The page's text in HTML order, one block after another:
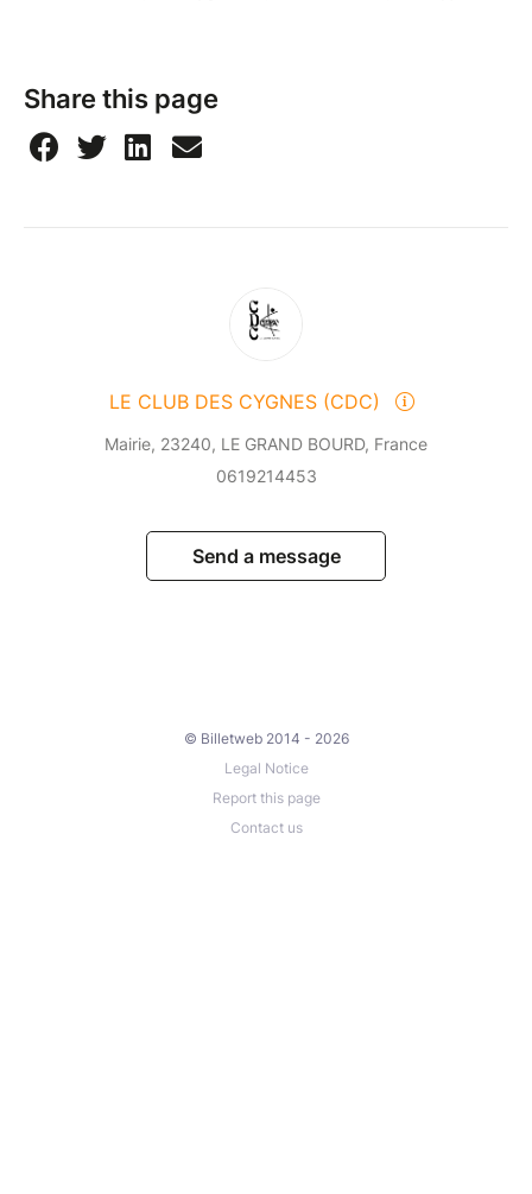
Share this page
LE CLUB DES CYGNES (CDC)
Mairie, 23240, LE GRAND BOURD, France
0619214453
Send a message
© Billetweb 2014 - 2026
Legal Notice
Report this page
Contact us